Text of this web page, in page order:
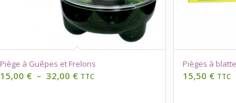
Piège à Guêpes et Frelons
15,00 € – 32,00 €Plage
TTC
Pièges à
15,50 € TTC